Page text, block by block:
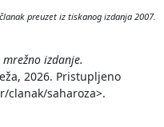
članak preuzet iz tiskanog izdanja 2007.
izdanje.
2026. Pristupljeno
clanak/saharoza>.